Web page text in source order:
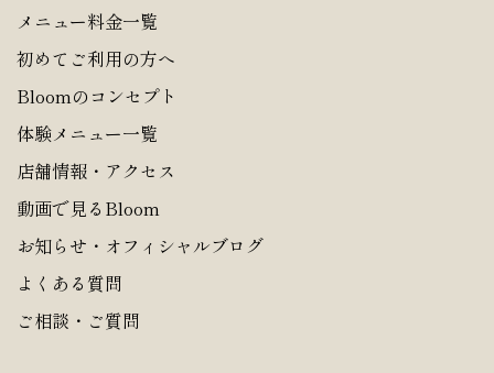
メニュー料金一覧
初めてご利用の方へ
Bloomのコンセプト
体験メニュー一覧
店舗情報・アクセス
動画で見るBloom
お知らせ・オフィシャルブログ
よくある質問
ご相談・ご質問